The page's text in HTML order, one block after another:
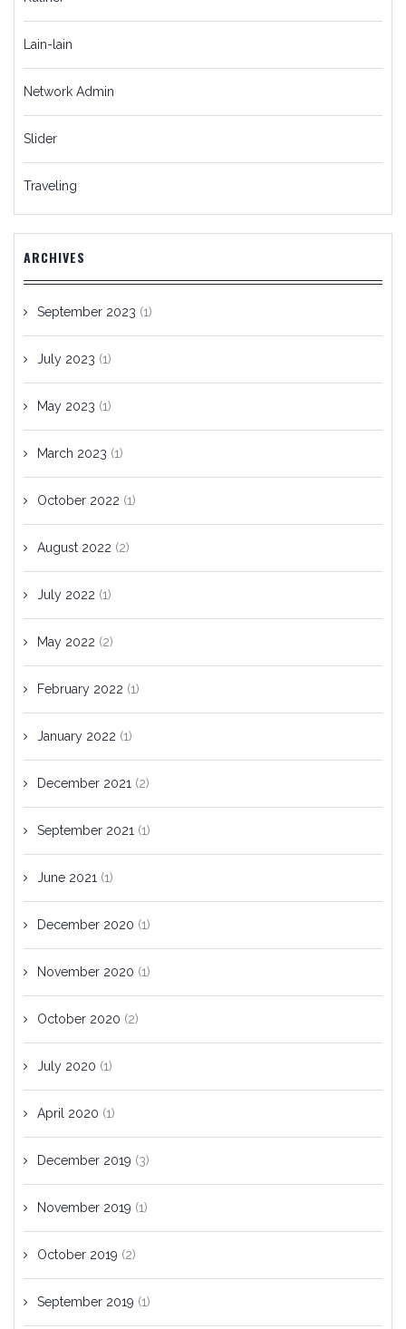
Lain-lain
Network Admin
Slider
Traveling
ARCHIVES
September 2023 (1)
July 2023 (1)
May 2023 (1)
March 2023 (1)
October 2022 (1)
August 2022 (2)
July 2022 (1)
May 2022 (2)
February 2022 (1)
January 2022 (1)
December 2021 (2)
September 2021 (1)
June 2021 (1)
December 2020 (1)
November 2020 (1)
October 2020 (2)
July 2020 (1)
April 2020 (1)
December 2019 (3)
November 2019 (1)
October 2019 (2)
September 2019 (1)